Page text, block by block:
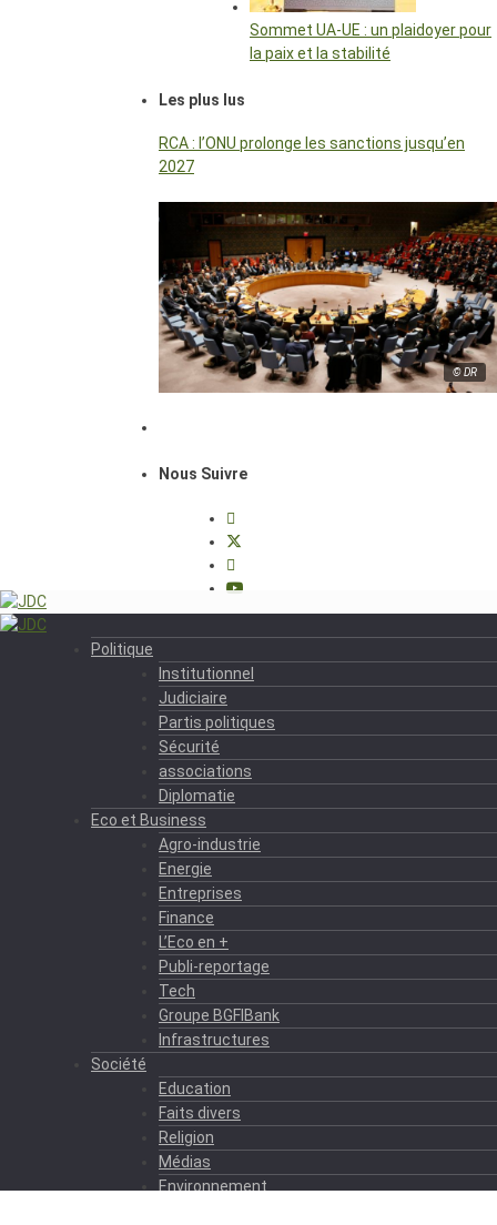
Sommet UA-UE : un plaidoyer pour
la paix et la stabilité
Les plus lus
RCA : l’ONU prolonge les sanctions jusqu’en
2027
© DR
Nous Suivre
Politique
Institutionnel
Judiciaire
Partis politiques
Sécurité
associations
Diplomatie
Eco et Business
Agro-industrie
Energie
Entreprises
Finance
L’Eco en +
Publi-reportage
Tech
Groupe BGFIBank
Infrastructures
Société
Education
Faits divers
Religion
Médias
Environnement